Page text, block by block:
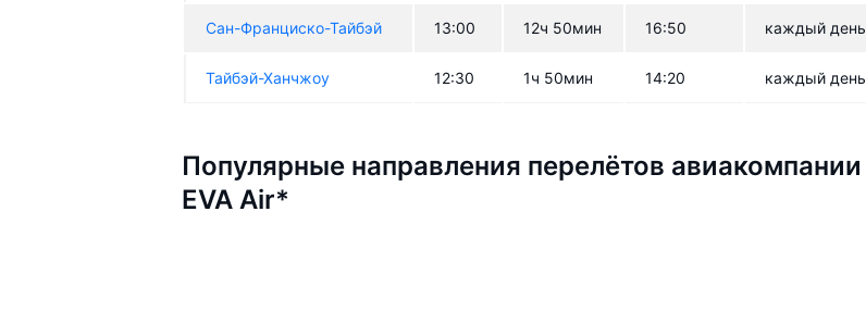
Сан-Франциско-Тайбэй 13:00 12ч 50мин 16:50 каждый день
Тайбэй-Ханчжоу 12:30 1ч 50мин 14:20 каждый день
Популярные направления перелётов авиакомпании
EVA Air*